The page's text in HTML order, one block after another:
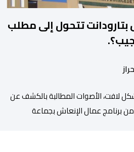
بتارودانت تتحول إلى مطلب
لافت، الأصوات المطالبة بالكشف عن
من برنامج عمال الإنعاش بجماعة